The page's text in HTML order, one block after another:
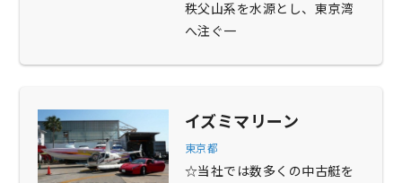
秩父山系を水源とし、東京湾
へ注ぐ一
イズミマリーン
東京都
☆当社では数多くの中古艇を